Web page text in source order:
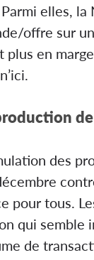
elles, la
offre sur
plus en
des
pour tous.
qui semble
de